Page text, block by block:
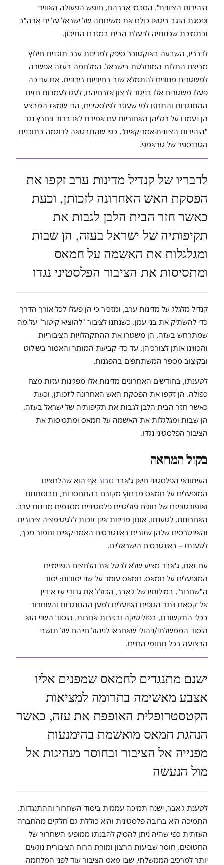
היהירות הציונית". הסכמי אברהם, חופש הפעולה האווירי
ופסגת הנגב ביטאו כולם את משיחתה של ישראל על ידי ארה"ב
ובתמיכת שכנותיה לבעלת הבית במזרח התיכון.
לדבריו, השבעה באוקטובר סיפק למדינות ערב תוכנית חילוץ
מביצת התלות המוחלטת בישראל. המלחמה בעזה אפשרה
למשטרים מנוונים להתמלא שוב בחיוניות ריבונית. אם עד כה
פעלו משטרים אלו בניגוד לרצון אזרחיהם, לעגו לעמדות חזית
ההתנגדות והתחזו למי שעוזר לפלסטינים, הרי שמאז המבצע
הן נעמדו על רגליהן האחוריות עם אמירת לאו ברור ונחרץ נגד
"היהירות הציונית-אמריקאית", כפי שהתבטאה לדוגמה בתוכנית
הטרנספר של טראמפ.
לדבריו של קנדיל מדינות ערב זקפו את
הפסקת האש האחרונה לזכותן, וכעת
כאשר חזר הבית הלבן לגבות את
תקיפותיה של ישראל בעזה, הן שבות
ומגלגלות את האשמה על חמאס
ומתסיסות את הציבור הפלסטיני נגדו
קנדיל מלגלג על מדינות ערב, ומזכיר כי הן פעלו לכל אורך הדרך
כדי להשתיק את בני עמן. כשנתנו לציבור "להוציא קיטור" על מה
שמתרחש בעזה, הן משטרו את ההתקהלויות הציבוריות
והכווינו אותן לצורכיהן, עד כדי קביעת המותר והאסור בשילוט
ובקיצוב מספר המשתתפים בהפגנות.
לטענתו, בחודשים האחרונים מדינות אלו מפגינות עזות מצח
כפולה. הן זקפו את הפסקת האש האחרונה לזכותן, וכעת
כאשר חזר הבית הלבן לגבות את תקיפותיה של ישראל בעזה,
הן שבות ומגלגלות את האשמה על חמאס ומתסיסות את
הציבור הפלסטיני נגדו.
בקול המחאה
העיתונאי הפלסטיני חיאן ג'אבר סבור אף הוא שהלחצים
המופעלים על חמאס מבחוץ מקורם בהתחסדות, תבוסתנות
ואופורטוניזם של חוגים פוליטיים פלסטיניים מסוימים מדינות ערב.
האחרונות, לטענתו, אותן מדינות אינן זוכות ללגיטימציה ציבורית
והאינטרסים שלהן שזורים באינטרסים האמריקאיים וחמור מכך,
לטענתו – באינטרסים הישראליים.
עם זאת, ג'אבר מציע שלא לבטל את הלחצים הפנימיים
המופעלים על חמאס. חמאס עומד על שני יסודות: יסוד
ה"שחרור", במילותיו של ג'אבר, הכולל את גדודי עז א־דין
אל־קסאם ויתר הגופים הפועלים למען ההתנגדות והשחרור
בכלי התקשורת, בפוליטיקה ובזירות אחרות. היסוד השני הוא
היסוד הממשלתי/ניהולי שאחראי לניהול חייהם של תושבי
הרצועה בכל תחומי החיים.
ישנם מתנגדים לחמאס שמפנים אליו
אצבע מאשימה בתרומה למציאות
הקטסטרופלית האופפת את עזה, כאשר
הנהגת חמאס מואשמת בהימנעות
מפנייה אל הציבור ובחוסר מנהיגות אל
מול הנעשה
לטענת ג'אבר, ישנה תמיכה עממית ביסוד השחרור וההתנגדות.
התמיכה היא ברובה פלסטינית והיא כוללת גם חלקים מהחברה
העזתית כפי שהיה ניתן להסיק להבנתו ממופעי השחרור של
החטופים. חוסר שביעות הרצון ומורת הרוח הציבורית נוגעים
יותר למרכיב הממשלתי, שבו מאס הציבור עוד לפני המלחמה